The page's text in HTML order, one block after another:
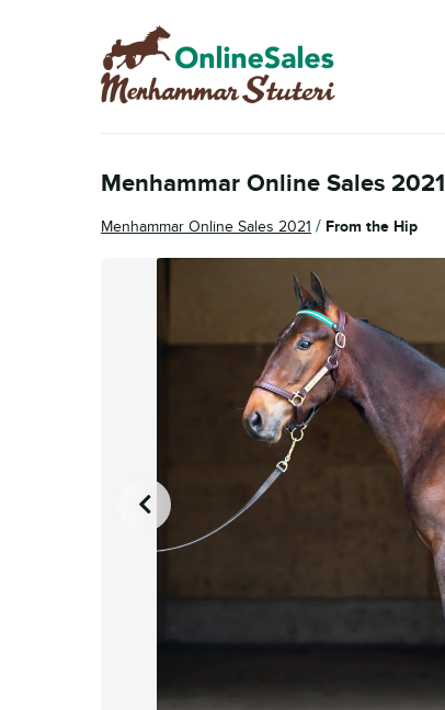
Hoppa
till
navigering
Hoppa
till
innehåll
Menhammar Online Sales 2021
Menhammar Online Sales 2021 / From the Hip